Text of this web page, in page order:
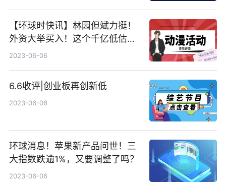
【环球时快讯】林园但斌力挺！
外资大举买入！这个千亿低估赛
道正迎来抄底时机？
2023-06-06
6.6收评|创业板再创新低
2023-06-06
环球消息！苹果新产品问世！三
大指数跌逾1%，又要调整了吗？
2023-06-06